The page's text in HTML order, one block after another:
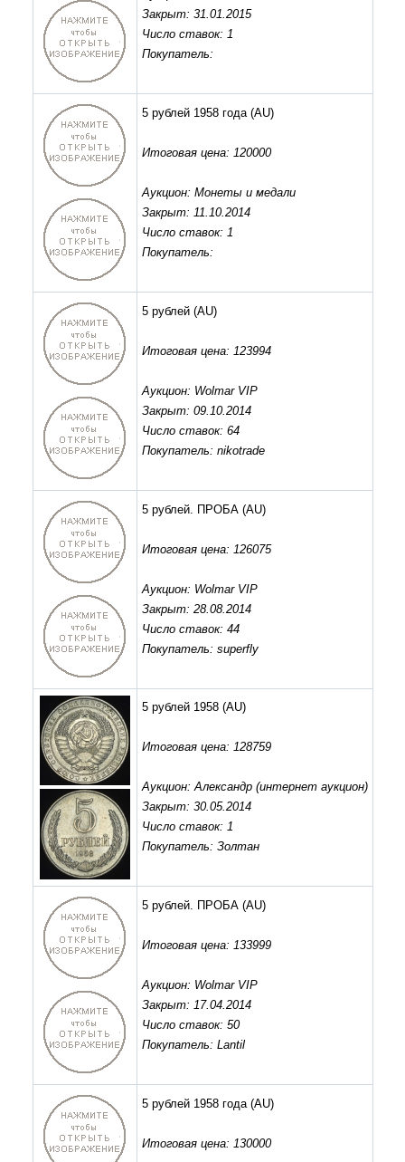
Закрыт: 31.01.2015
Число ставок: 1
Покупатель:
5 рублей 1958 года(AU)
Итоговая цена: 120000
Аукцион: Монеты и медали
Закрыт: 11.10.2014
Число ставок: 1
Покупатель:
5 рублей(AU)
Итоговая цена: 123994
Аукцион: Wolmar VIP
Закрыт: 09.10.2014
Число ставок: 64
Покупатель: nikotrade
5 рублей. ПРОБА(AU)
Итоговая цена: 126075
Аукцион: Wolmar VIP
Закрыт: 28.08.2014
Число ставок: 44
Покупатель: superfly
5 рублей 1958(AU)
Итоговая цена: 128759
Аукцион: Александр (интернет аукцион)
Закрыт: 30.05.2014
Число ставок: 1
Покупатель: Золтан
5 рублей. ПРОБА(AU)
Итоговая цена: 133999
Аукцион: Wolmar VIP
Закрыт: 17.04.2014
Число ставок: 50
Покупатель: Lantil
5 рублей 1958 года(AU)
Итоговая цена: 130000